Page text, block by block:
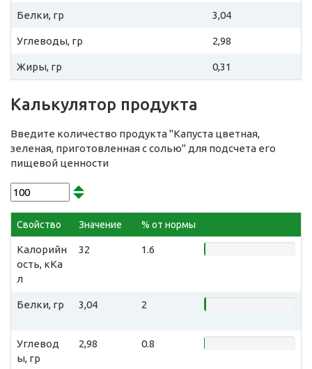
Белки, гр 3,04
Углеводы, гр 2,98
Жиры, гр 0,31
Калькулятор продукта
Введите количество продукта "Капуста цветная,
зеленая, приготовленная с солью" для подсчета его
пищевой ценности
Свойство Значение % от нормы
Калорийн
ость, кКа
л
32 1.6
Белки, гр 3,04 2
Углевод
ы, гр
2,98 0.8